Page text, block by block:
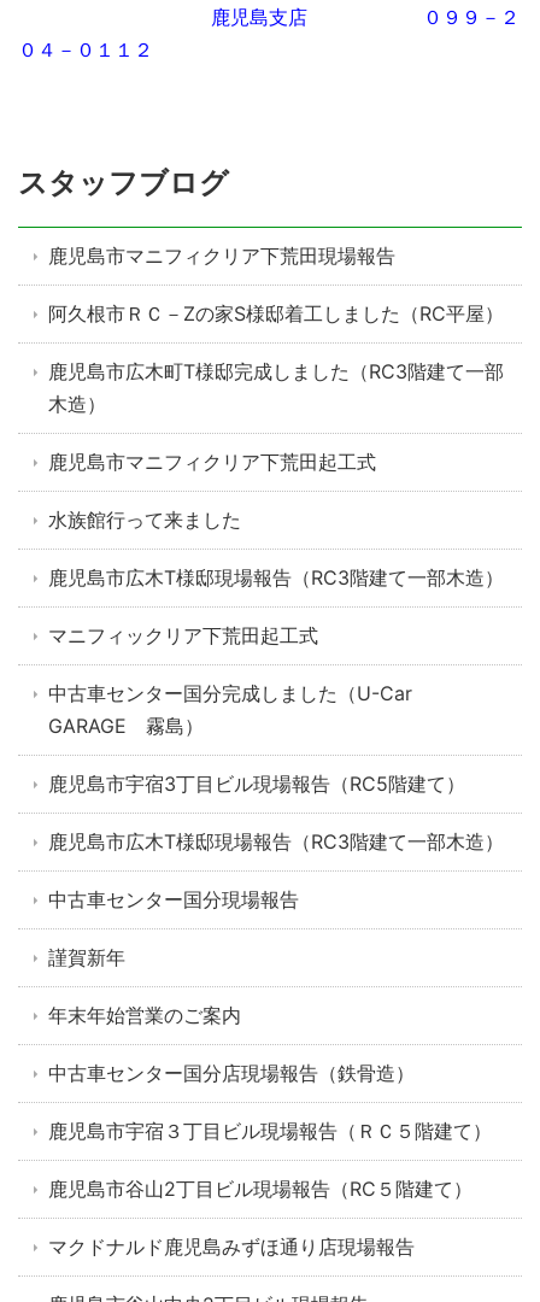
鹿児島支店 ０９９－２
０４－０１１２
スタッフブログ
鹿児島市マニフィクリア下荒田現場報告
阿久根市ＲＣ－Zの家S様邸着工しました（RC平屋）
鹿児島市広木町T様邸完成しました（RC3階建て一部
木造）
鹿児島市マニフィクリア下荒田起工式
水族館行って来ました
鹿児島市広木T様邸現場報告（RC3階建て一部木造）
マニフィックリア下荒田起工式
中古車センター国分完成しました（U-Car
GARAGE 霧島）
鹿児島市宇宿3丁目ビル現場報告（RC5階建て）
鹿児島市広木T様邸現場報告（RC3階建て一部木造）
中古車センター国分現場報告
謹賀新年
年末年始営業のご案内
中古車センター国分店現場報告（鉄骨造）
鹿児島市宇宿３丁目ビル現場報告（ＲＣ５階建て）
鹿児島市谷山2丁目ビル現場報告（RC５階建て）
マクドナルド鹿児島みずほ通り店現場報告